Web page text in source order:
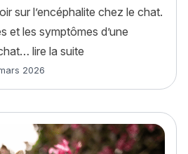
sur l’encéphalite chez le chat.
et les symptômes d’une
lire la suite
2026